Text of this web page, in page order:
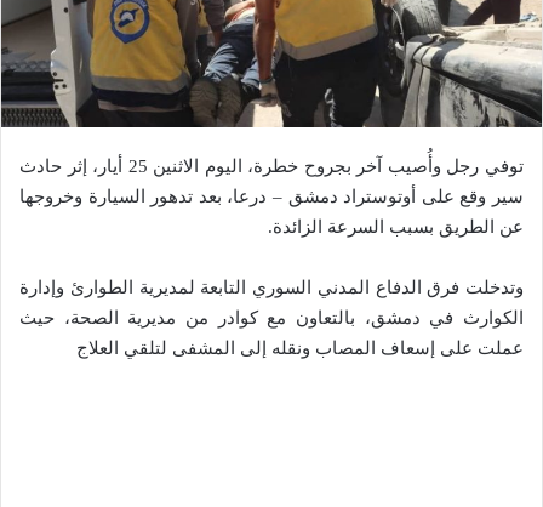
توفي رجل وأُصيب آخر بجروح خطرة، اليوم الاثنين 25 أيار، إثر حادث
سير وقع على أوتوستراد دمشق – درعا، بعد تدهور السيارة وخروجها
عن الطريق بسبب السرعة الزائدة.
وتدخلت فرق الدفاع المدني السوري التابعة لمديرية الطوارئ وإدارة
الكوارث في دمشق، بالتعاون مع كوادر من مديرية الصحة، حيث
عملت على إسعاف المصاب ونقله إلى المشفى لتلقي العلاج